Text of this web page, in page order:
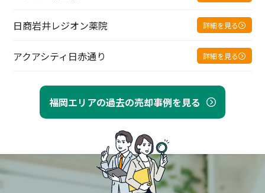
福岡エリアの過去の売却事例を見る
日商岩井レジオン薬院 詳細を見る
アクアシティ日赤通り 詳細を見る